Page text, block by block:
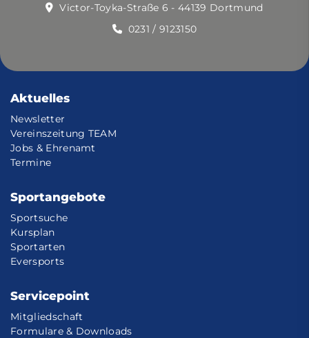
Victor-Toyka-Straße 6 - 44139 Dortmund
0231 / 9123150
Aktuelles
Newsletter
Vereinszeitung TEAM
Jobs & Ehrenamt
Termine
Sportangebote
Sportsuche
Kursplan
Sportarten
Eversports
Servicepoint
Mitgliedschaft
Formulare & Downloads